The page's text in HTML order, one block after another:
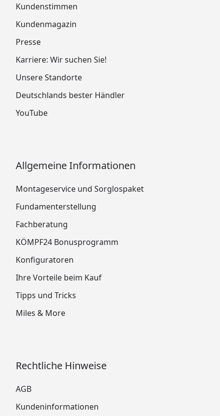
Kundenstimmen
Kundenmagazin
Presse
Karriere: Wir suchen Sie!
Unsere Standorte
Deutschlands bester Händler
YouTube
Allgemeine Informationen
Montageservice und Sorglospaket
Fundamenterstellung
Fachberatung
KÖMPF24 Bonusprogramm
Konfiguratoren
Ihre Vorteile beim Kauf
Tipps und Tricks
Miles & More
Rechtliche Hinweise
AGB
Kundeninformationen